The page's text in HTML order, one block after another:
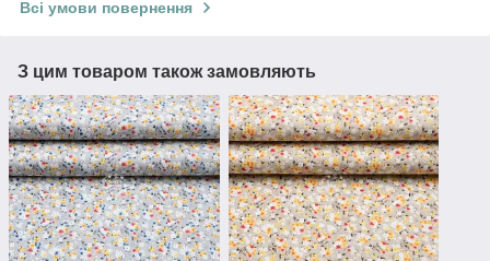
Всі умови повернення
З цим товаром також замовляють